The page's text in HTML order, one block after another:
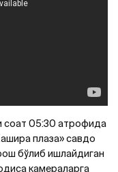
соат 05:30 атрофида
плаза» савдо
бўлиб ишлайдиган
камераларга